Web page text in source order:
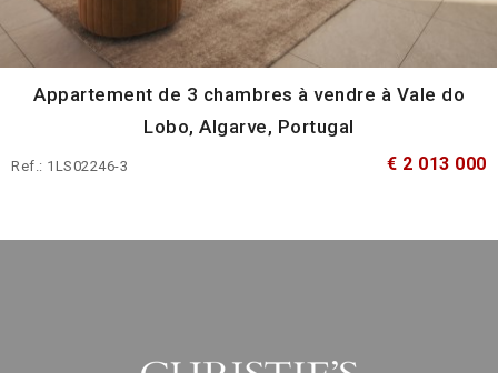
Appartement de 3 chambres à vendre à Vale do
Lobo, Algarve, Portugal
Ref.: 1LS02246-3 € 2 013 000